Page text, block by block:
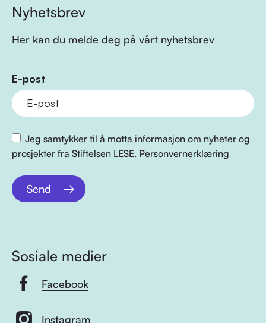
Nyhetsbrev
Her kan du melde deg på vårt nyhetsbrev
E-post
Jeg samtykker til å motta informasjon om nyheter og
prosjekter fra Stiftelsen LESE. Personvernerklæring
Send
Sosiale medier
Facebook
Instagram